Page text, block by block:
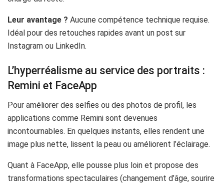
Leur avantage ? Aucune compétence technique requise.
Idéal pour des retouches rapides avant un post sur
Instagram ou LinkedIn.
L’hyperréalisme au service des portraits :
Remini et FaceApp
Pour améliorer des selfies ou des photos de profil, les
applications comme Remini sont devenues
incontournables. En quelques instants, elles rendent une
image plus nette, lissent la peau ou améliorent l’éclairage.
Quant à FaceApp, elle pousse plus loin et propose des
transformations spectaculaires (changement d’âge, sourire